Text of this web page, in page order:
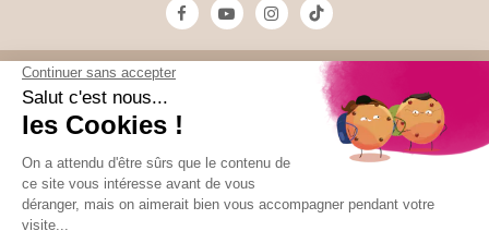
Unami
Thé
Commander
Livraison